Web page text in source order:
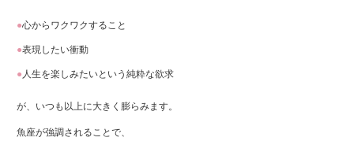
心からワクワクすること
表現したい衝動
人生を楽しみたいという純粋な欲求
が、いつも以上に大きく膨らみます。
魚座が強調されることで、